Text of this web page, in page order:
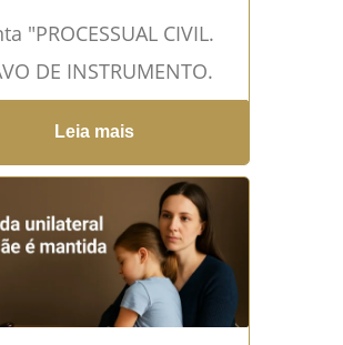
"PROCESSUAL CIVIL.
DE INSTRUMENTO.
DE ALIMENTOS
DE PRISÃO. ACORDO
FIRMADO
A DEVEDOR E A
DO... Leia mais →
Leia mais